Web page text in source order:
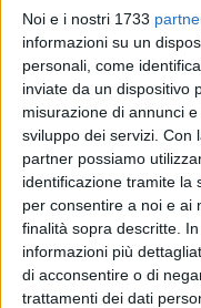
Noi e i nostri 1733
informazioni su un
personali, come
inviate da un dispositivo
misurazione di annunci
sviluppo dei servizi. Con
partner possiamo
identificazione tramite la
per consentire a noi e ai
finalità sopra descritte.
informazioni più
di acconsentire o di
trattamenti dei dati
«Continua il degrado
segnalato in
alla Bar.S.A.,
sottovia. Passa
punto di partenza.
E noi cittadini che lo
per andare e tornare
a scuola, siamo
vetri di bottiglia,
metta!